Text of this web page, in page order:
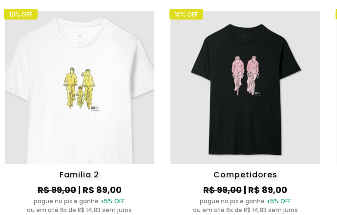
Familia 2
R$ 99,00| R$ 89,00
pague no pix e ganhe +5% OFF
ou em até 6x de R$ 14,83 sem juros
10% OFF
Competidores
R$ 99,00| R$ 89,00
pague no pix e ganhe +5% OFF
ou em até 6x de R$ 14,83 sem juros
10% OFF